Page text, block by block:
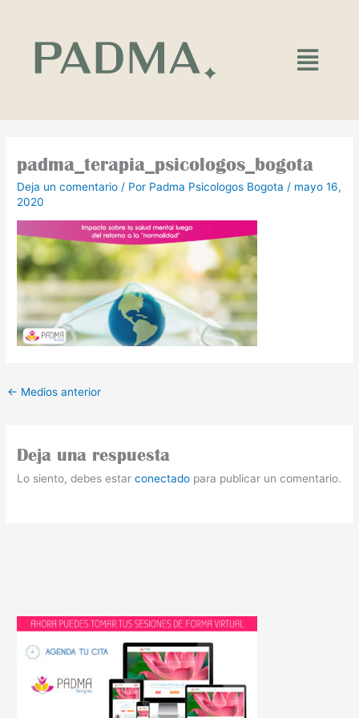
contenido
Main
Menu
padma_terapia_psicologos_bogota
Deja un comentario / Por Padma Psicologos Bogota / mayo 16,
2020
← Medios anterior
Deja una respuesta
Lo siento, debes estarconectado para publicar un comentario.